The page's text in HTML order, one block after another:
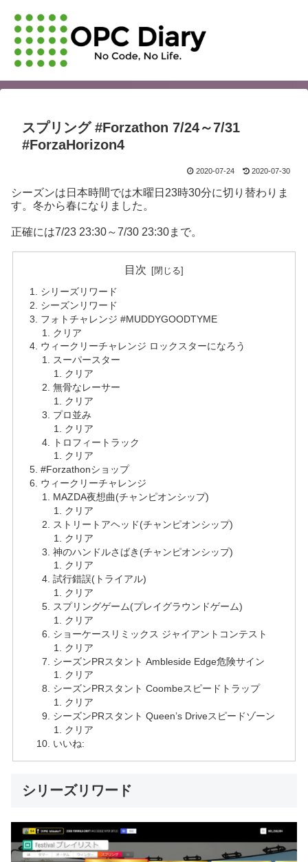
スプリング #Forzathon 7/24～7/31
#ForzaHorizon4
2020-07-24 2020-07-30
シーズンは日本時間では木曜日23時30分に切り替わりま
す。冬から春になりました。
正確には7/23 23:30～7/30 23:30まで。
目次
シリーズリワード
シーズンリワード
フォトチャレンジ #MUDDYGOODTYME
クリア
ウィークリーチャレンジ ロックスターになろう
スーパースター
クリア
無骨なレーサー
クリア
プロ並み
クリア
トロフィートラック
クリア
#Forzathonショップ
ウィークリーチャレンジ
MAZDA夜想曲(チャンピオンシップ)
クリア
ストリートアヘッド(チャンピオンシップ)
クリア
神のハンドルさばき(チャンピオンシップ)
クリア
試行錯誤(トライアル)
クリア
スプリングゲーム(プレイグラウンドゲーム)
クリア
ショーケースリミックス ジャイアントコンテスト
クリア
シーズンPRスタント Ambleside Edge危険サイン
クリア
シーズンPRスタント Coombeスピードトラップ
クリア
シーズンPRスタント Queen’s Driveスピードゾーン
クリア
いいね:
シリーズリワード